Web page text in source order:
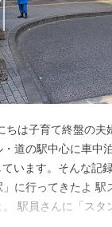
ちは子育て終盤の夫
道の駅中心に車中
います。そんな記
に行ってきたよ 駅
駅員さんに「スタ